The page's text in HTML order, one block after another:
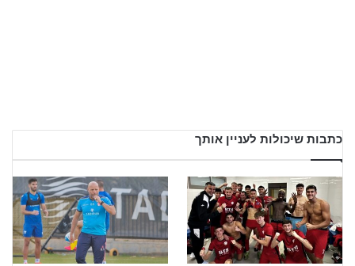
כתבות שיכולות לעניין אותך